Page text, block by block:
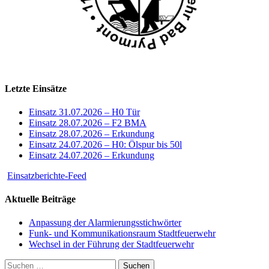
Letzte Einsätze
Einsatz 31.07.2026 – H0 Tür
Einsatz 28.07.2026 – F2 BMA
Einsatz 28.07.2026 – Erkundung
Einsatz 24.07.2026 – H0: Ölspur bis 50l
Einsatz 24.07.2026 – Erkundung
Einsatzberichte-Feed
Aktuelle Beiträge
Anpassung der Alarmierungsstichwörter
Funk- und Kommunikationsraum Stadtfeuerwehr
Wechsel in der Führung der Stadtfeuerwehr
Suchen